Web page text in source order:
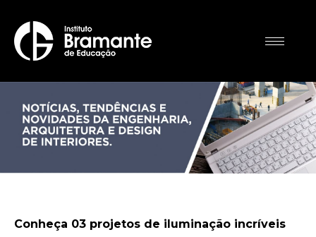
Conheça 03 projetos de iluminação incríveis